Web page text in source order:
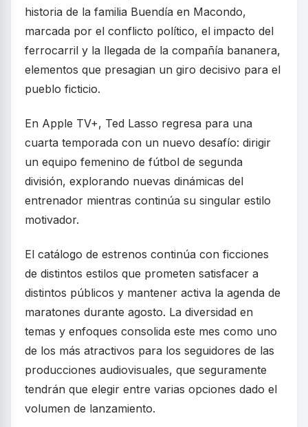
historia de la familia Buendía en Macondo,
marcada por el conflicto político, el impacto del
ferrocarril y la llegada de la compañía bananera,
elementos que presagian un giro decisivo para el
pueblo ficticio.
En Apple TV+, Ted Lasso regresa para una
cuarta temporada con un nuevo desafío: dirigir
un equipo femenino de fútbol de segunda
división, explorando nuevas dinámicas del
entrenador mientras continúa su singular estilo
motivador.
El catálogo de estrenos continúa con ficciones
de distintos estilos que prometen satisfacer a
distintos públicos y mantener activa la agenda de
maratones durante agosto. La diversidad en
temas y enfoques consolida este mes como uno
de los más atractivos para los seguidores de las
producciones audiovisuales, que seguramente
tendrán que elegir entre varias opciones dado el
volumen de lanzamiento.